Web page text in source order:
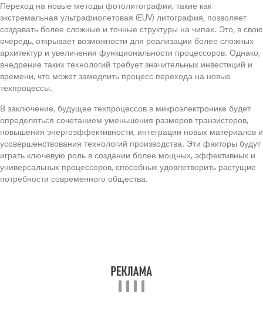
Переход на новые методы фотолитографии, такие как
экстремальная ультрафиолетовая (EUV) литография, позволяет
создавать более сложные и точные структуры на чипах. Это, в свою
очередь, открывает возможности для реализации более сложных
архитектур и увеличения функциональности процессоров. Однако,
внедрение таких технологий требует значительных инвестиций и
времени, что может замедлить процесс перехода на новые
техпроцессы.
В заключение, будущее техпроцессов в микроэлектронике будет
определяться сочетанием уменьшения размеров транзисторов,
повышения энергоэффективности, интеграции новых материалов и
усовершенствования технологий производства. Эти факторы будут
играть ключевую роль в создании более мощных, эффективных и
универсальных процессоров, способных удовлетворить растущие
потребности современного общества.